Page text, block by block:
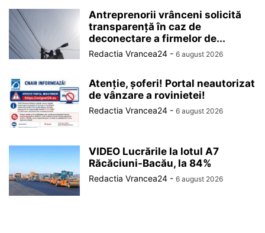
Antreprenorii vrânceni solicită
transparență în caz de
deconectare a firmelor de...
Redactia Vrancea24 - 6 august 2026
Atenție, șoferi! Portal neautorizat
de vânzare a rovinietei!
Redactia Vrancea24 - 6 august 2026
VIDEO Lucrările la lotul A7
Răcăciuni-Bacău, la 84%
Redactia Vrancea24 - 6 august 2026